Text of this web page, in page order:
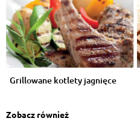
Grillowane kotlety jagnięce
Zobacz również